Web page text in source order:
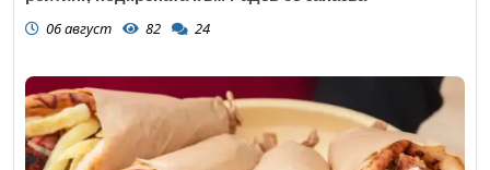
06 август 82 24